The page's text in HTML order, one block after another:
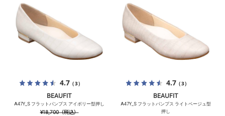
4.7（3）
BEAUFIT
A47Y_S フラットパンプス アイボリー型押し
¥18,700（税込）
4.7（3）
BEAUFIT
A47Y_S フラットパンプス ライトベージュ型
押し